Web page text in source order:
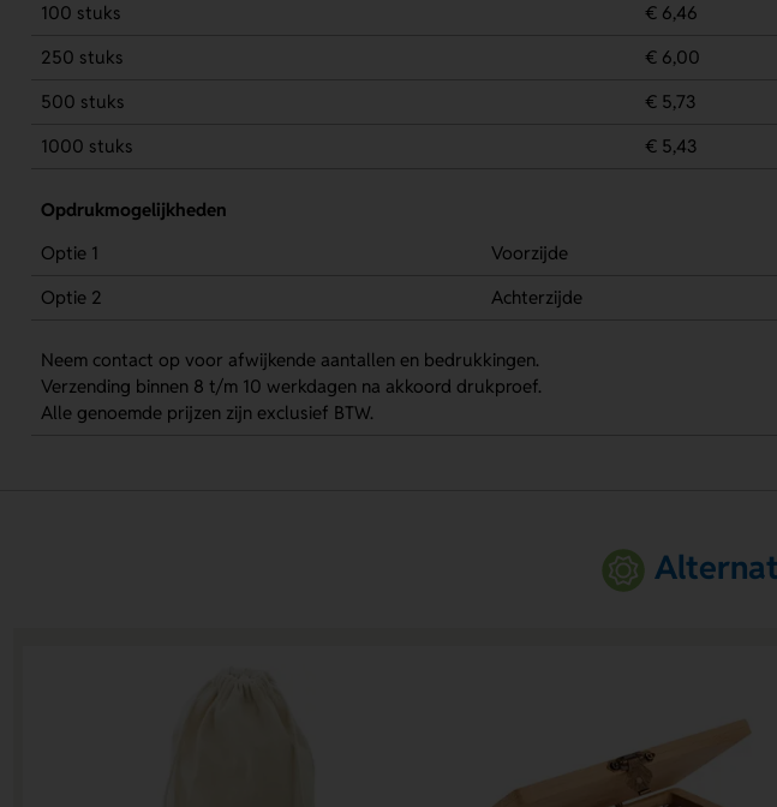
100 stuks
€ 6,46
250 stuks
€ 6,00
500 stuks
€ 5,73
1000 stuks
€ 5,43
Opdrukmogelijkheden
Optie 1
Voorzijde
Optie 2
Achterzijde
Neem contact op voor afwijkende aantallen en bedrukkingen.
Verzending binnen 8 t/m 10 werkdagen na akkoord drukproef.
Alle genoemde prijzen zijn exclusief BTW.